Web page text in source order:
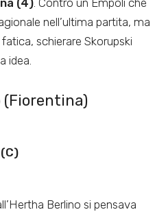
nell’ultima partita, ma
schierare Skorupski
idea.
(Fiorentina)
Berlino si pensava